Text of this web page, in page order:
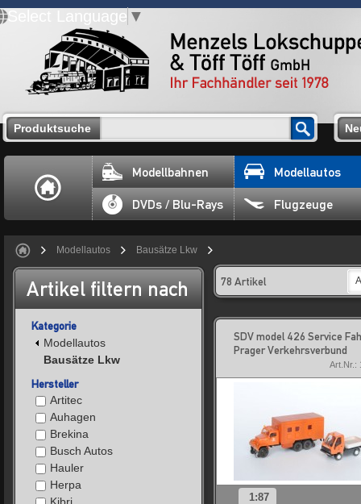
Select Language ▼
Produktsuche
Modellbahnen Modellautos
DVDs / Blu-Rays Flugzeuge
Modellautos Bausätze Lkw
Artikel filtern nach
Kategorie
Modellautos
Bausätze Lkw
Hersteller
Artitec
Auhagen
Brekina
Busch Autos
Hauler
Herpa
78 Artikel
SDV model 426 Service
Prager Verkehrsverbund
Art.Nr.:
1:87